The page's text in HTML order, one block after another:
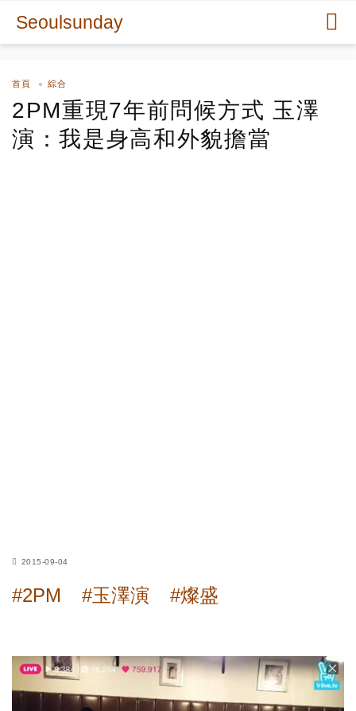
Seoulsunday
首頁 綜合
2PM重現7年前問候方式 玉澤
演：我是身高和外貌擔當
2015-09-04
#2PM #玉澤演 #燦盛